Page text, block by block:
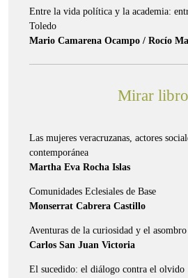
Entre la vida política y la academia:
Toledo
Mario Camarena Ocampo / Rocío
Mirar
Las mujeres veracruzanas, actores
contemporánea
Martha Eva Rocha Islas
Comunidades Eclesiales de Base
Monserrat Cabrera Castillo
Aventuras de la curiosidad y el asombro
Carlos San Juan Victoria
El sucedido: el diálogo contra el olvido